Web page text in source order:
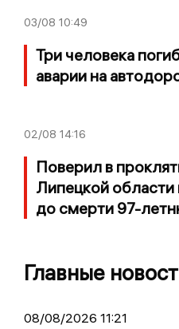
03/08 10:49
Три человека
аварии на
02/08 14:16
Поверил в
Липецкой
до смерти 97-
Главные
08/08/2026 11:21